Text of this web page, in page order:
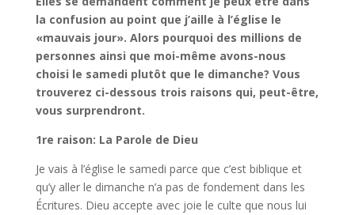
la confusion au point que j’aille à l’église le
«mauvais jour». Alors pourquoi des millions de
personnes ainsi que moi-même avons-nous
choisi le samedi plutôt que le dimanche? Vous
trouverez ci-dessous trois raisons qui, peut-être,
vous surprendront.
1re raison: La Parole de Dieu
Je vais à l’église le samedi parce que c’est biblique et
qu’y aller le dimanche n’a pas de fondement dans les
Écritures. Dieu accepte avec joie le culte que nous lui